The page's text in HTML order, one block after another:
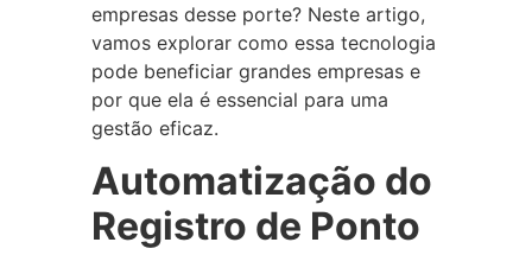
empresas desse porte? Neste artigo,
vamos explorar como essa tecnologia
pode beneficiar grandes empresas e
por que ela é essencial para uma
gestão eficaz.
Automatização do
Registro de Ponto